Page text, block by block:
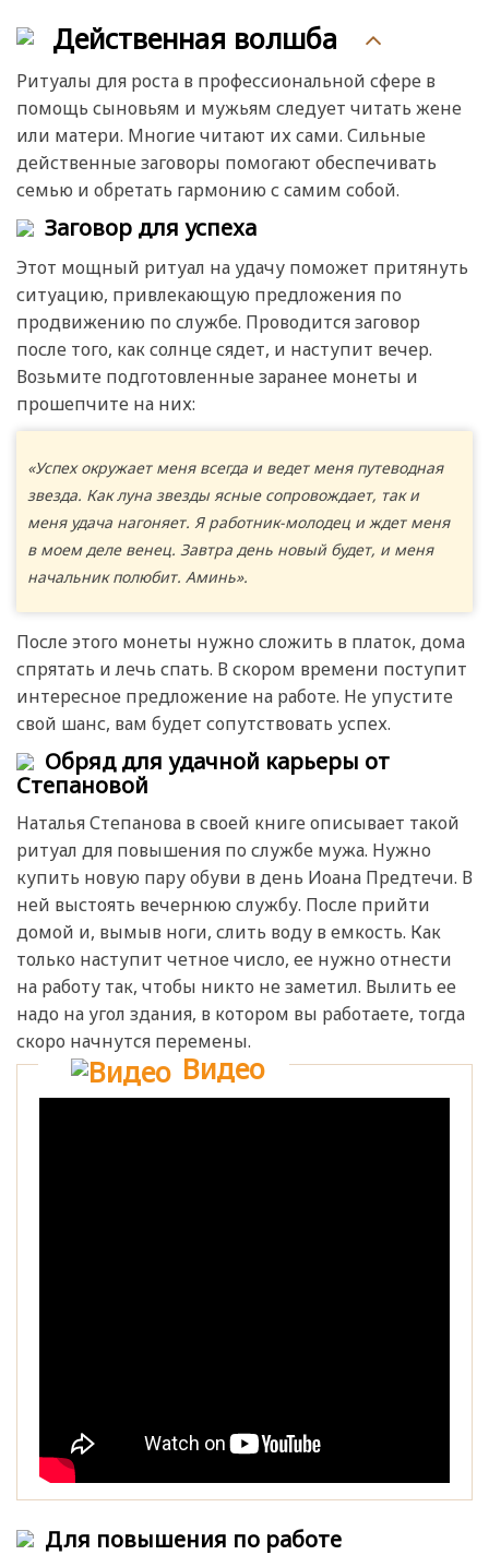
Действенная волшба
Ритуалы для роста в профессиональной сфере в
помощь сыновьям и мужьям следует читать жене
или матери. Многие читают их сами. Сильные
действенные заговоры помогают обеспечивать
семью и обретать гармонию с самим собой.
Заговор для успеха
Этот мощный ритуал на удачу поможет притянуть
ситуацию, привлекающую предложения по
продвижению по службе. Проводится заговор
после того, как солнце сядет, и наступит вечер.
Возьмите подготовленные заранее монеты и
прошепчите на них:
«Успех окружает меня всегда и ведет меня путеводная
звезда. Как луна звезды ясные сопровождает, так и
меня удача нагоняет. Я работник-молодец и ждет меня
в моем деле венец. Завтра день новый будет, и меня
начальник полюбит. Аминь».
После этого монеты нужно сложить в платок, дома
спрятать и лечь спать. В скором времени поступит
интересное предложение на работе. Не упустите
свой шанс, вам будет сопутствовать успех.
Обряд для удачной карьеры от
Степановой
Наталья Степанова в своей книге описывает такой
ритуал для повышения по службе мужа. Нужно
купить новую пару обуви в день Иоана Предтечи. В
ней выстоять вечернюю службу. После прийти
домой и, вымыв ноги, слить воду в емкость. Как
только наступит четное число, ее нужно отнести
на работу так, чтобы никто не заметил. Вылить ее
надо на угол здания, в котором вы работаете, тогда
скоро начнутся перемены.
Видео
Для повышения по работе